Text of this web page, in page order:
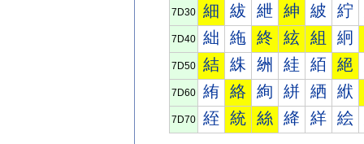
7D30 細 紱 紲 紳 紴 紵
7D40 絀 絁 終 絃 組 絅
7D50 結 絑 絒 絓 絔 絕
7D60 絠 絡 絢 絣 絤 絥
7D70 絰 統 絲 絳 絴 絵